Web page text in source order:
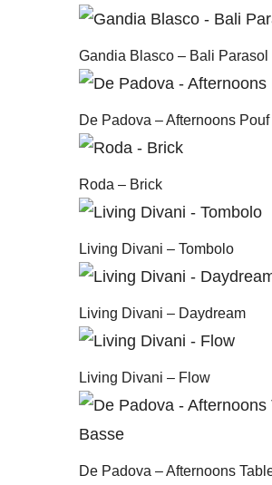
Gandia Blasco – Bali Parasol
De Padova – Afternoons Pouf
Roda – Brick
Living Divani – Tombolo
Living Divani – Daydream
Living Divani – Flow
De Padova – Afternoons